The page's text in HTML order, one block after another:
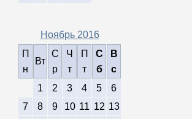
Ноябрь 2016
П
н
Вт
С
р
Ч
т
П
т
С
б
В
с
1
2 3 4 5
6
7
8 9 10 11 12 13